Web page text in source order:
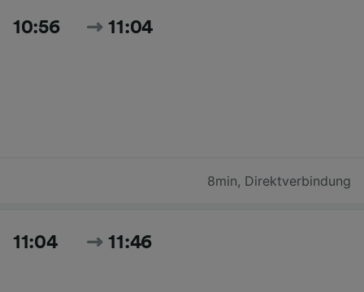
10:56 11:04
8min, Direktverbindung
11:04 11:46